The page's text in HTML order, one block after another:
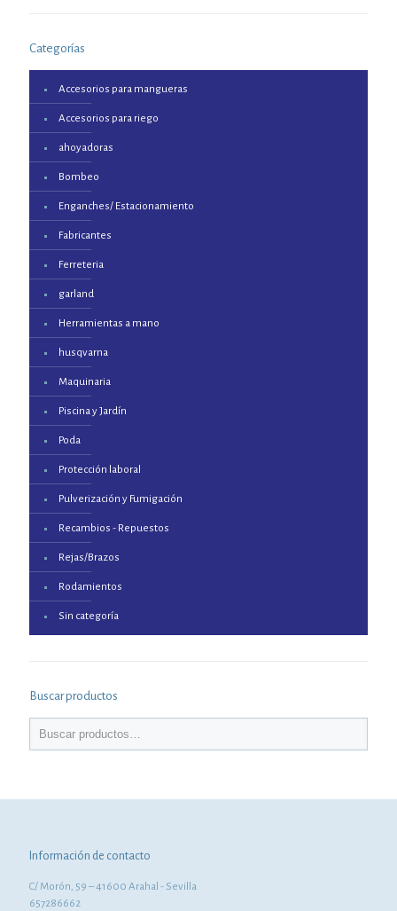
Categorías
Accesorios para mangueras
Accesorios para riego
ahoyadoras
Bombeo
Enganches/ Estacionamiento
Fabricantes
Ferreteria
garland
Herramientas a mano
husqvarna
Maquinaria
Piscina y Jardín
Poda
Protección laboral
Pulverización y Fumigación
Recambios - Repuestos
Rejas/Brazos
Rodamientos
Sin categoría
Buscar productos
Información de contacto
C/ Morón, 59 – 41600 Arahal - Sevilla
657286662